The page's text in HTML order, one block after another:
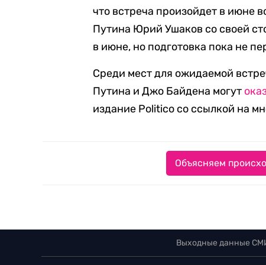
что встреча произойдет в июне
Путина Юрий Ушаков со своей
в июне, но подготовка пока не
Среди мест для ожидаемой
Путина и Джо Байдена могут
издание Politico со ссылкой на
Объясняем
Выходные данные